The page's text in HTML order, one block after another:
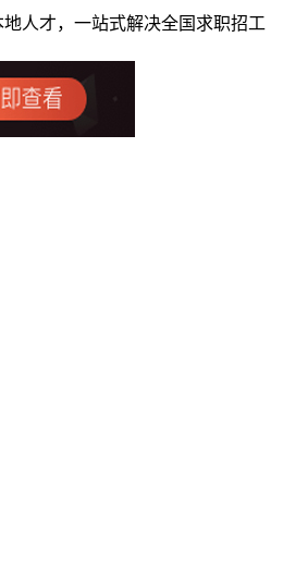
人才，一站式解决全国求职招工